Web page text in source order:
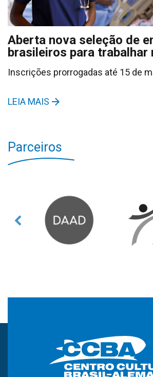
Aberta nova seleção de
brasileiros para trabalhar
Inscrições prorrogadas até 15 de
LEIA MAIS
Parceiros